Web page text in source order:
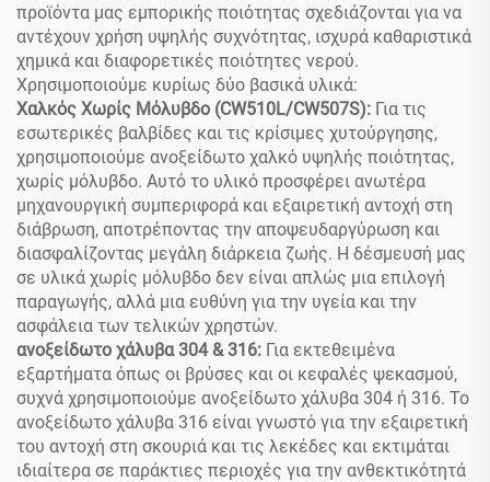
προϊόντα μας εμπορικής ποιότητας σχεδιάζονται για να
αντέχουν χρήση υψηλής συχνότητας, ισχυρά καθαριστικά
χημικά και διαφορετικές ποιότητες νερού.
Χρησιμοποιούμε κυρίως δύο βασικά υλικά:
Χαλκός Χωρίς Μόλυβδο (CW510L/CW507S): Για τις
εσωτερικές βαλβίδες και τις κρίσιμες χυτούργησης,
χρησιμοποιούμε ανοξείδωτο χαλκό υψηλής ποιότητας,
χωρίς μόλυβδο. Αυτό το υλικό προσφέρει ανωτέρα
μηχανουργική συμπεριφορά και εξαιρετική αντοχή στη
διάβρωση, αποτρέποντας την αποψευδαργύρωση και
διασφαλίζοντας μεγάλη διάρκεια ζωής. Η δέσμευσή μας
σε υλικά χωρίς μόλυβδο δεν είναι απλώς μια επιλογή
παραγωγής, αλλά μια ευθύνη για την υγεία και την
ασφάλεια των τελικών χρηστών.
ανοξείδωτο χάλυβα 304 & 316: Για εκτεθειμένα
εξαρτήματα όπως οι βρύσες και οι κεφαλές ψεκασμού,
συχνά χρησιμοποιούμε ανοξείδωτο χάλυβα 304 ή 316. Το
ανοξείδωτο χάλυβα 316 είναι γνωστό για την εξαιρετική
του αντοχή στη σκουριά και τις λεκέδες και εκτιμάται
ιδιαίτερα σε παράκτιες περιοχές για την ανθεκτικότητά